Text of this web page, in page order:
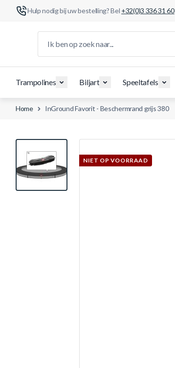
Hulp nodig bij uw bestelling? Bel +32(0)3 336 31 60
Trampolines Biljart Speeltafels
Home InGround Favorit - Beschermrand grijs 380
NIET OP VOORRAAD
View larger image